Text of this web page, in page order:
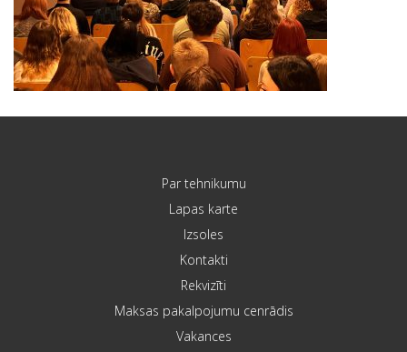
Par tehnikumu
Lapas karte
Izsoles
Kontakti
Rekvizīti
Maksas pakalpojumu cenrādis
Vakances